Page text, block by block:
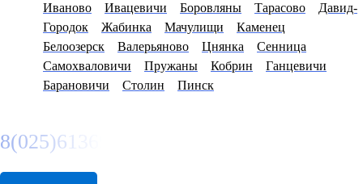
Иваново Ивацевичи Боровляны Тарасово
Давид-
Городок
Жабинка Мачулищи
Каменец
Белоозерск
Валерьяново Цнянка
Сенница
Самохваловичи
Пружаны Кобрин
Ганцевичи
Барановичи
Столин Пинск
8(025)6136974